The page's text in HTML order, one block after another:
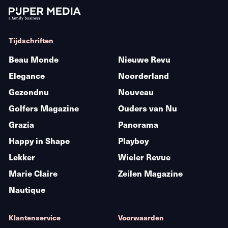
Tijdschriften
Beau Monde
Elegance
Gezondnu
Golfers Magazine
Grazia
Happy in Shape
Lekker
Marie Claire
Nautique
Nieuwe Revu
Noorderland
Nouveau
Ouders van Nu
Panorama
Playboy
Wieler Revue
Zeilen Magazine
Klantenservice Voorwaarden